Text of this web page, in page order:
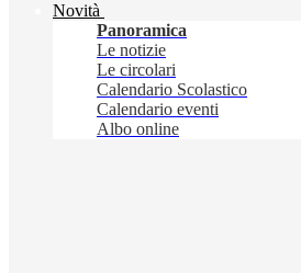
Novità
Panoramica
Le notizie
Le circolari
Calendario Scolastico
Calendario eventi
Albo online